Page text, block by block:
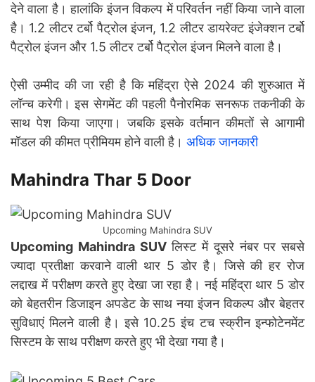
देने वाला है। हालांकि इंजन विकल्प में परिवर्तन नहीं किया जाने वाला
है। 1.2 लीटर टर्बो पैट्रोल इंजन, 1.2 लीटर डायरेक्ट इंजेक्शन टर्बो
पैट्रोल इंजन और 1.5 लीटर टर्बो पैट्रोल इंजन मिलने वाला है।
ऐसी उम्मीद की जा रही है कि महिंद्रा ऐसे 2024 की शुरुआत में
लॉन्च करेगी। इस सेगमेंट की पहली पैनोरमिक सनरूफ तकनीकी के
साथ पेश किया जाएगा। जबकि इसके वर्तमान कीमतों से आगामी
मॉडल की कीमत प्रीमियम होने वाली है। अधिक जानकारी
Mahindra Thar 5 Door
Upcoming Mahindra SUV
Upcoming Mahindra SUVलिस्ट में दूसरे नंबर पर सबसे
ज्यादा प्रतीक्षा करवाने वाली थार 5 डोर है। जिसे की हर रोज
लद्दाख में परीक्षण करते हुए देखा जा रहा है। नई महिंद्रा थार 5 डोर
को बेहतरीन डिजाइन अपडेट के साथ नया इंजन विकल्प और बेहतर
सुविधाएं मिलने वाली है। इसे 10.25 इंच टच स्क्रीन इन्फोटेनमेंट
सिस्टम के साथ परीक्षण करते हुए भी देखा गया है।